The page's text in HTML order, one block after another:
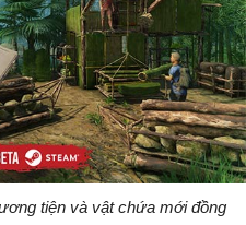
tiện và vật chứa mới đồng